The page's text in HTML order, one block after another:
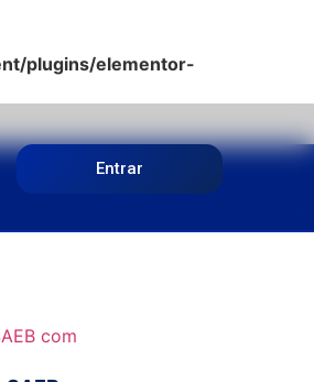
plugins/elementor-
Entrar